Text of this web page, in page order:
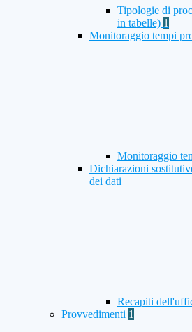
Tipologie di
in tabelle) 1
Monitoraggio tempi
Monitoraggio
Dichiarazioni
dei dati
Recapiti
Provvedimenti 1